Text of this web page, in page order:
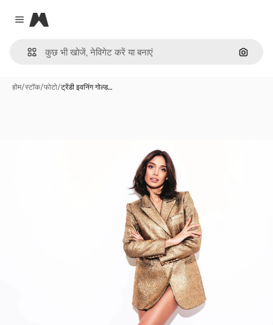
Close menu
Magnific
इमेज से
होम/स्टॉक/फोटो/ट्रेंडी इवनिंग गोल्ड…